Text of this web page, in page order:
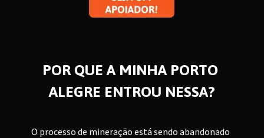
POR QUE A MINHA PORTO
ALEGRE ENTROU NESSA?
O processo de mineração está sendo abandonado